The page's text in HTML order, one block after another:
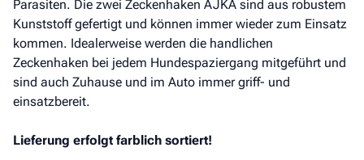
Parasiten. Die zwei Zeckenhaken AJKA sind aus robustem
Kunststoff gefertigt und können immer wieder zum Einsatz
kommen. Idealerweise werden die handlichen
Zeckenhaken bei jedem Hundespaziergang mitgeführt und
sind auch Zuhause und im Auto immer griff- und
einsatzbereit.
Lieferung erfolgt farblich sortiert!